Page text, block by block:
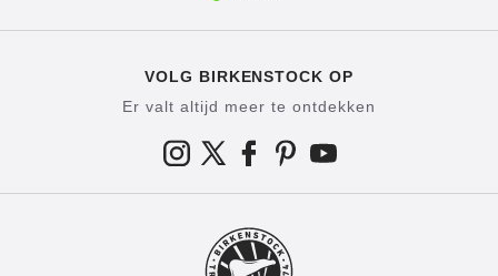
VOLG BIRKENSTOCK OP
Er valt altijd meer te ontdekken